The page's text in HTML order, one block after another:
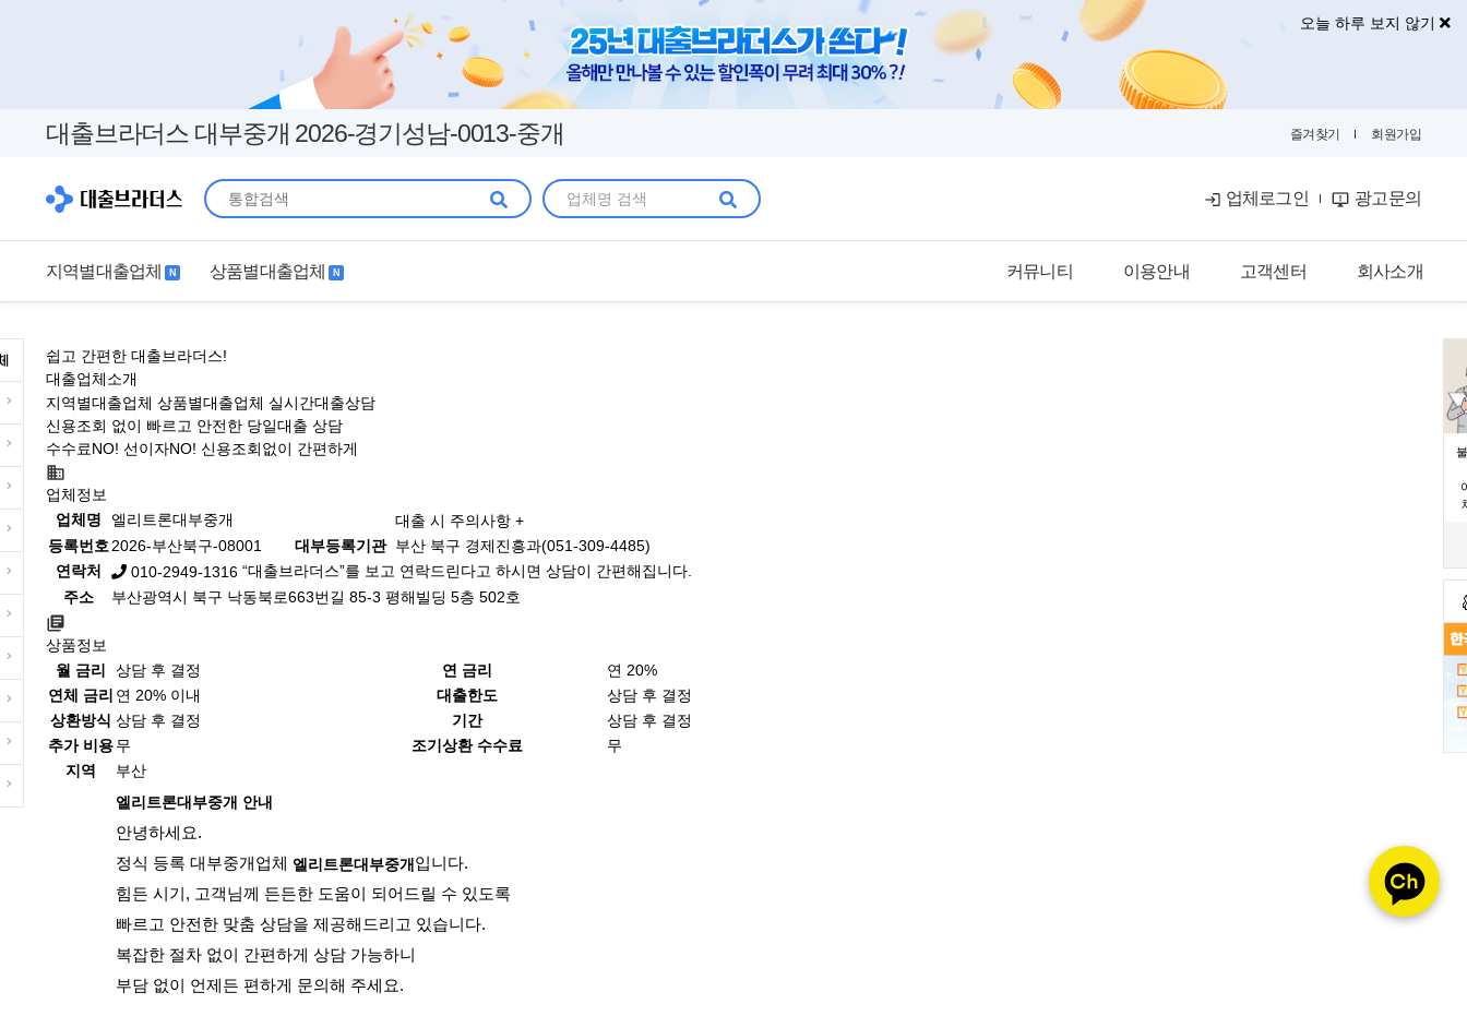
오늘 하루 보지 않기
대출브라더스 대부중개 2026-경기성남-0013-중개 즐겨찾기 회원가입
업체로그인 광고문의
지역별대출업체 N 상품별대출업체 N 커뮤니티 이용안내 고객센터 회사소개
서울 경기
인천 부산
대구 더보기+
여성 개인돈
연체자 더보기+
쉽고 간편한 대출브라더스!
대출업체소개
지역별대출업체 상품별대출업체 실시간대출상담
신용조회 없이 빠르고 안전한 당일대출 상담
수수료NO! 선이자NO! 신용조회없이 간편하게
업체정보
업체명
엘리트론대부중개
대출 시 주의사항 +
등록번호 2026-부산북구-08001 대부등록기관 부산 북구 경제진흥과(051-309-4485)
연락처
010-2949-1316 “대출브라더스”를 보고 연락드린다고 하시면 상담이 간편해집니다.
주소
부산광역시 북구 낙동북로663번길 85-3 평해빌딩 5층 502호
상품정보
월 금리
상담 후 결정 연 금리
연 20%
연체 금리 연 20% 이내 대출한도
상담 후 결정
상환방식 상담 후 결정 기간
상담 후 결정
추가 비용무 조기상환 수수료
무
지역
부산
엘리트론대부중개 안내
안녕하세요.
정식 등록 대부중개업체 엘리트론대부중개 입니다.
힘든 시기, 고객님께 든든한 도움이 되어드릴 수 있도록
빠르고 안전한 맞춤 상담을 제공해드리고 있습니다.
복잡한 절차 없이 간편하게 상담 가능하니
부담 없이 언제든 편하게 문의해 주세요.